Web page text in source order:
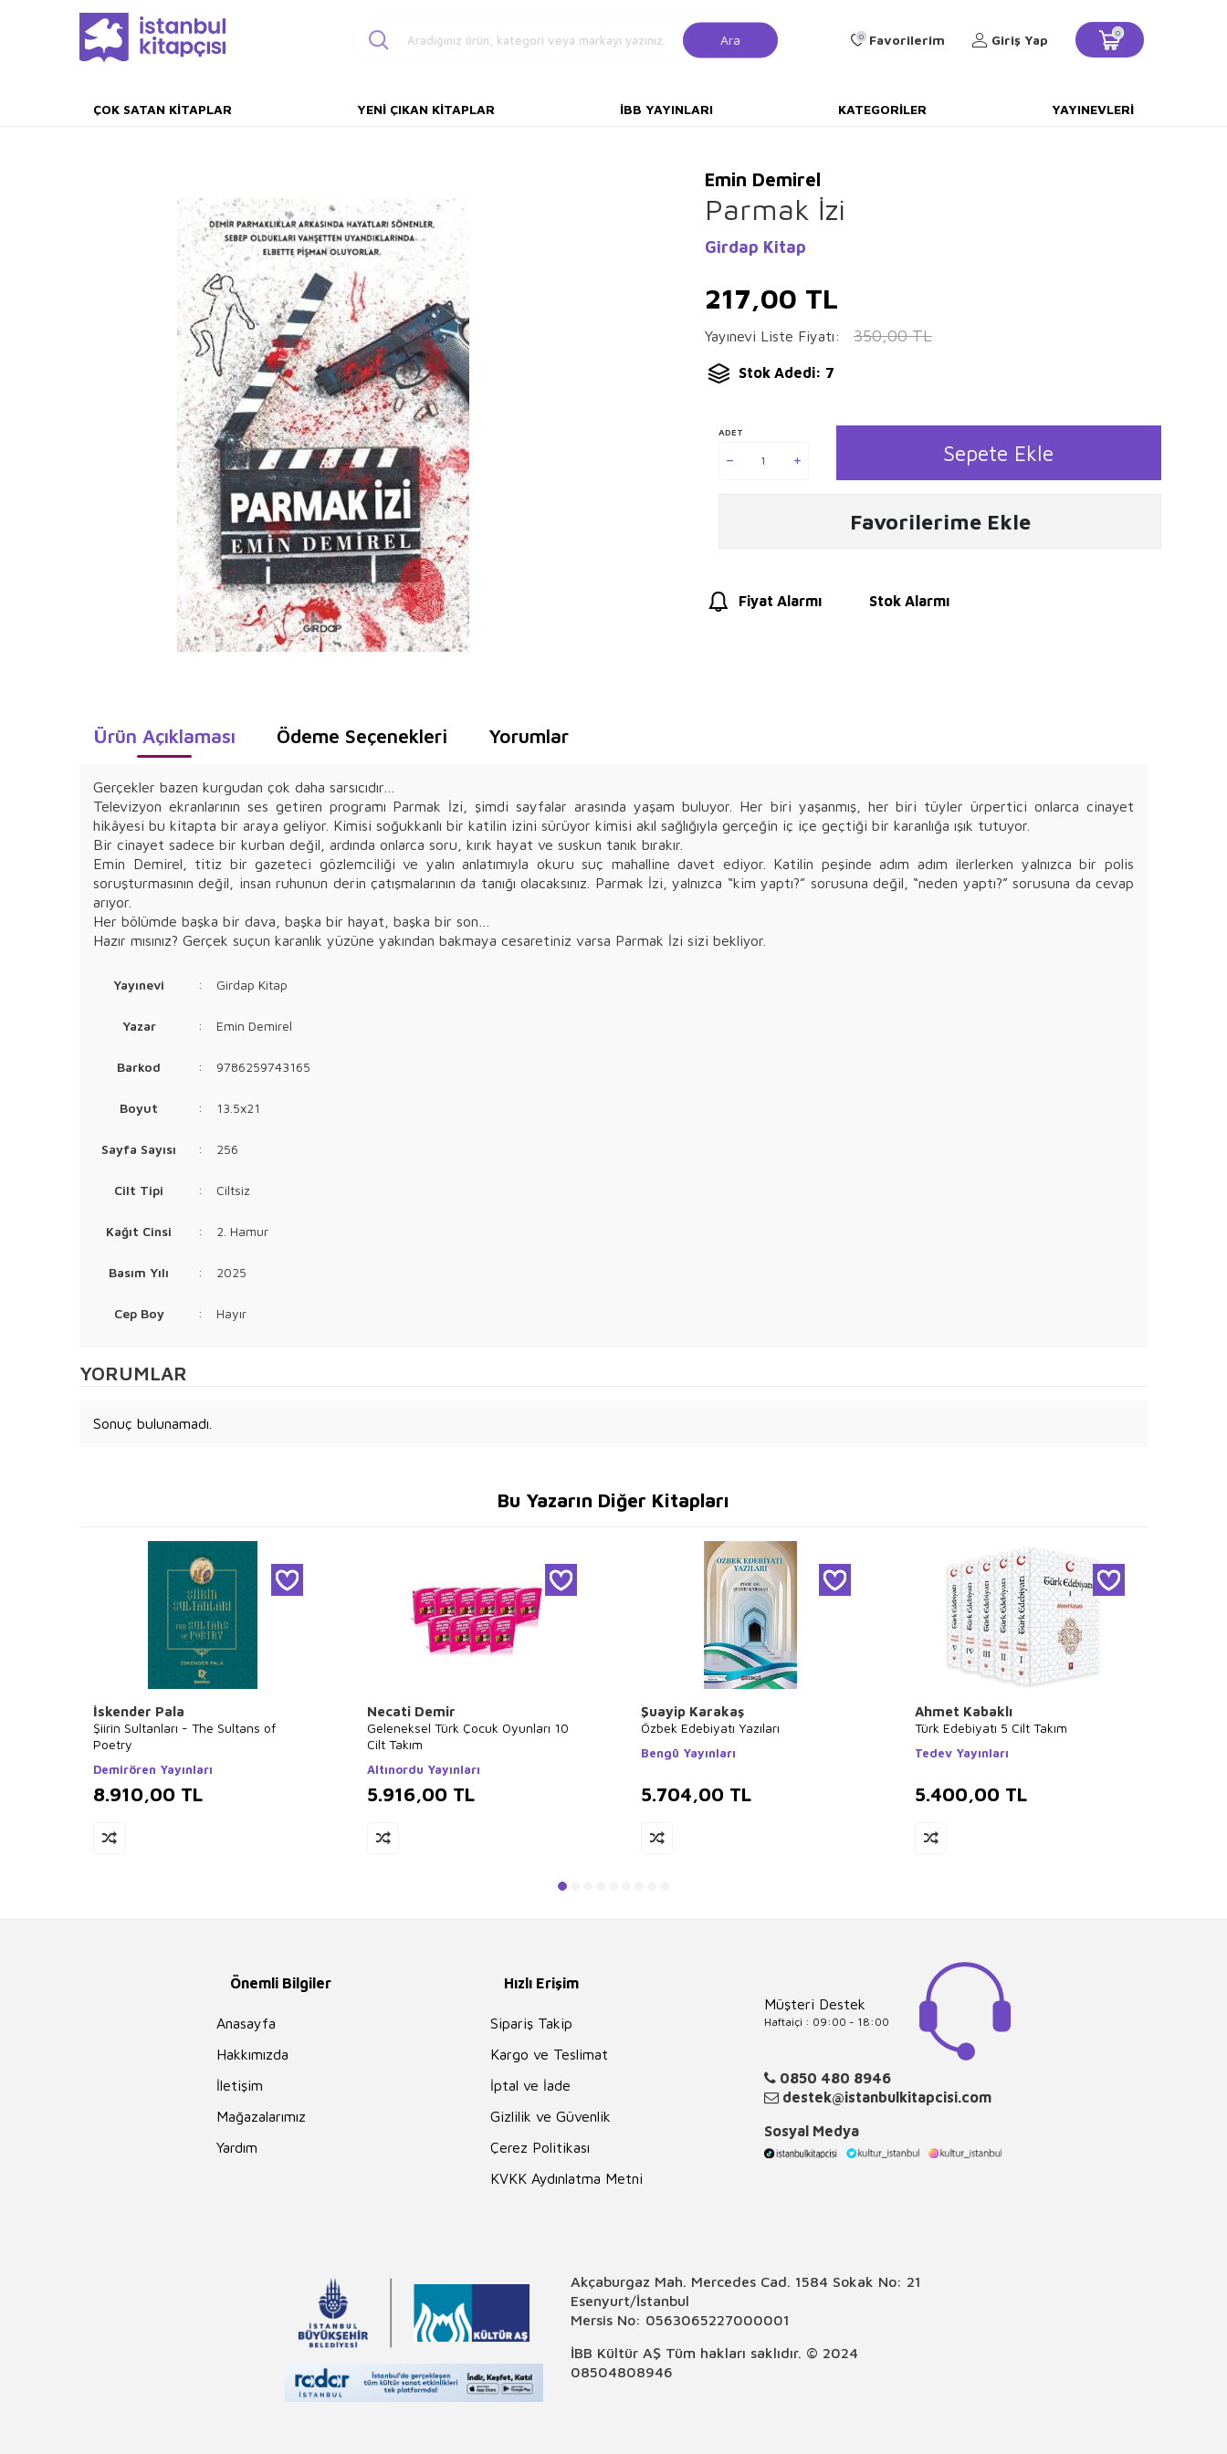
Ara 0 Favorilerim Giriş Yap 0
ÇOK SATAN KITAPLAR YENI ÇIKAN KITAPLAR İBB YAYINLARI KATEGORILER YAYINEVLERI
Emin Demirel
Parmak İzi
Girdap Kitap
217,00 TL
Yayınevi Liste Fiyatı: 350,00TL
Stok Adedi: 7
ADET
Sepete Ekle
Favorilerime Ekle
Fiyat Alarmı Stok Alarmı
Ürün Açıklaması Ödeme Seçenekleri Yorumlar
Gerçekler bazen kurgudan çok daha sarsıcıdır…
Televizyon ekranlarının ses getiren programı Parmak İzi, şimdi sayfalar arasında yaşam buluyor. Her biri yaşanmış, her biri tüyler ürpertici onlarca cinayet
hikâyesi bu kitapta bir araya geliyor. Kimisi soğukkanlı bir katilin izini sürüyor kimisi akıl sağlığıyla gerçeğin iç içe geçtiği bir karanlığa ışık tutuyor.
Bir cinayet sadece bir kurban değil, ardında onlarca soru, kırık hayat ve suskun tanık bırakır.
Emin Demirel, titiz bir gazeteci gözlemciliği ve yalın anlatımıyla okuru suç mahalline davet ediyor. Katilin peşinde adım adım ilerlerken yalnızca bir polis
soruşturmasının değil, insan ruhunun derin çatışmalarının da tanığı olacaksınız. Parmak İzi, yalnızca “kim yaptı?” sorusuna değil, “neden yaptı?” sorusuna da cevap
arıyor.
Her bölümde başka bir dava, başka bir hayat, başka bir son…
Hazır mısınız? Gerçek suçun karanlık yüzüne yakından bakmaya cesaretiniz varsa Parmak İzi sizi bekliyor.
Yayınevi : Girdap Kitap
Yazar : Emin Demirel
Barkod : 9786259743165
Boyut : 13.5x21
Sayfa Sayısı : 256
Cilt Tipi : Ciltsiz
Kağıt Cinsi : 2. Hamur
Basım Yılı : 2025
Cep Boy : Hayır
YORUMLAR
Sonuç bulunamadı.
Bu Yazarın Diğer Kitapları
İskender Pala
Şiirin Sultanları - The Sultans of
Poetry
Demirören Yayınları
8.910,00 TL
Necati Demir
Geleneksel Türk Çocuk Oyunları 10
Cilt Takım
Altınordu Yayınları
5.916,00 TL
Şuayip Karakaş
Özbek Edebiyatı Yazıları
Bengü Yayınları
5.704,00 TL
Ahmet Kabaklı
Türk Edebiyatı 5 Cilt Takım
Tedev Yayınları
5.400,00 TL
Önemli Bilgiler
Anasayfa
Hakkımızda
İletişim
Mağazalarımız
Yardım
Hızlı Erişim
Sipariş Takip
Kargo ve Teslimat
İptal ve İade
Gizlilik ve Güvenlik
Çerez Politikası
KVKK Aydınlatma Metni
Müşteri Destek
Haftaiçi : 09:00 - 18:00
0850 480 8946
destek@istanbulkitapcisi.com
Sosyal Medya
Akçaburgaz Mah. Mercedes Cad. 1584 Sokak No: 21
Esenyurt/İstanbul
Mersis No: 0563065227000001
İBB Kültür AŞ Tüm hakları saklıdır. © 2024
08504808946